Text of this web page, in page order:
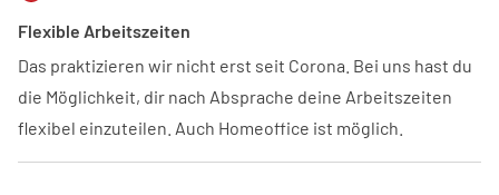
Flexible Arbeitszeiten
Das praktizieren wir nicht erst seit Corona. Bei uns hast du
die Möglichkeit, dir nach Absprache deine Arbeitszeiten
flexibel einzuteilen. Auch Homeoffice ist möglich.